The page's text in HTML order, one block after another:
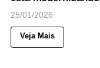
25/01/2026
Veja Mais